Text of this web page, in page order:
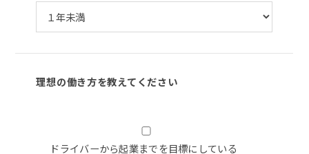
理想の働き方を教えてください
ドライバーから起業までを目標にしている